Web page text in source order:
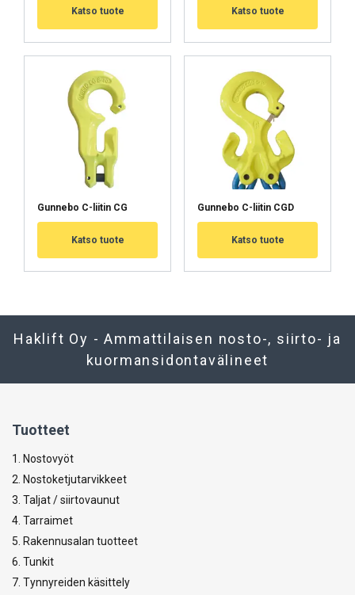
Katso tuote Katso tuote
Gunnebo C-liitin CG
Katso tuote
Gunnebo C-liitin CGD
Katso tuote
Haklift Oy - Ammattilaisen nosto-, siirto- ja
kuormansidontavälineet
Tuotteet
1. Nostovyöt
2. Nostoketjutarvikkeet
3. Taljat / siirtovaunut
4. Tarraimet
5. Rakennusalan tuotteet
6. Tunkit
7. Tynnyreiden käsittely